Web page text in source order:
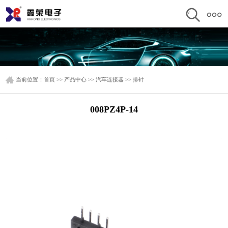
当前位置： 首页 >> 产品中心>> 汽车连接器 >> 排针
008PZ4P-14